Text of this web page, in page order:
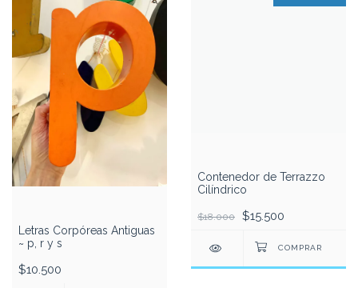
Letras Corpóreas Antiguas
~ p, r y s
$10.500
Contenedor de Terrazzo
Cilíndrico
$18.000 $15.500